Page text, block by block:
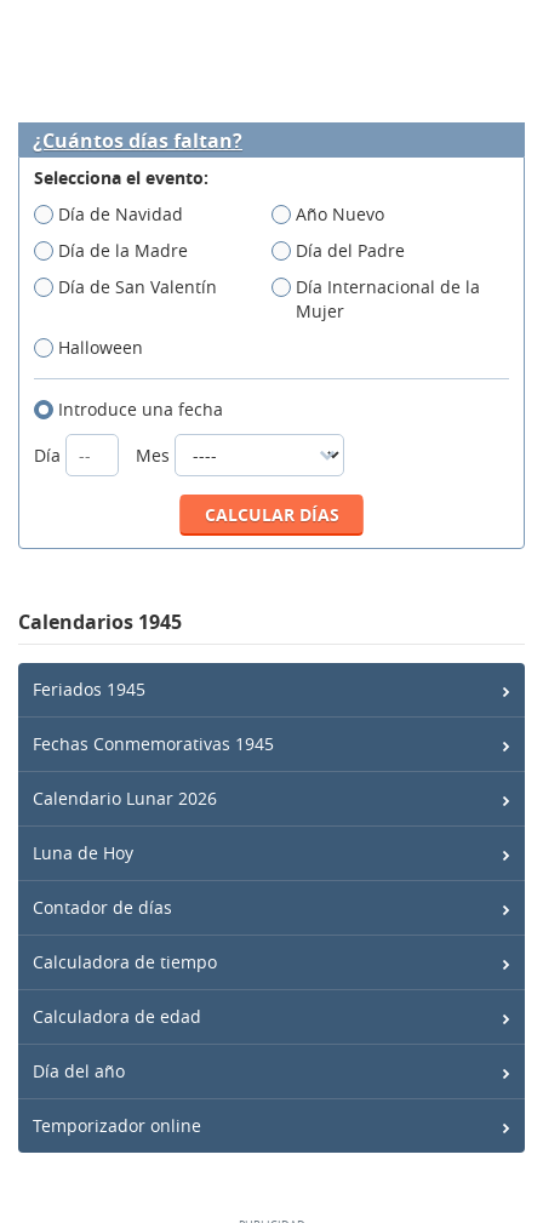
¿Cuántos días faltan?
Selecciona el evento:
Día de Navidad
Año Nuevo
Día de la Madre
Día del Padre
Día de San Valentín
Día Internacional de la
Mujer
Halloween
Introduce una fecha
Día
Mes
Calendarios 1945
Feriados 1945
Fechas Conmemorativas 1945
Calendario Lunar 2026
Luna de Hoy
Contador de días
Calculadora de tiempo
Calculadora de edad
Día del año
Temporizador online